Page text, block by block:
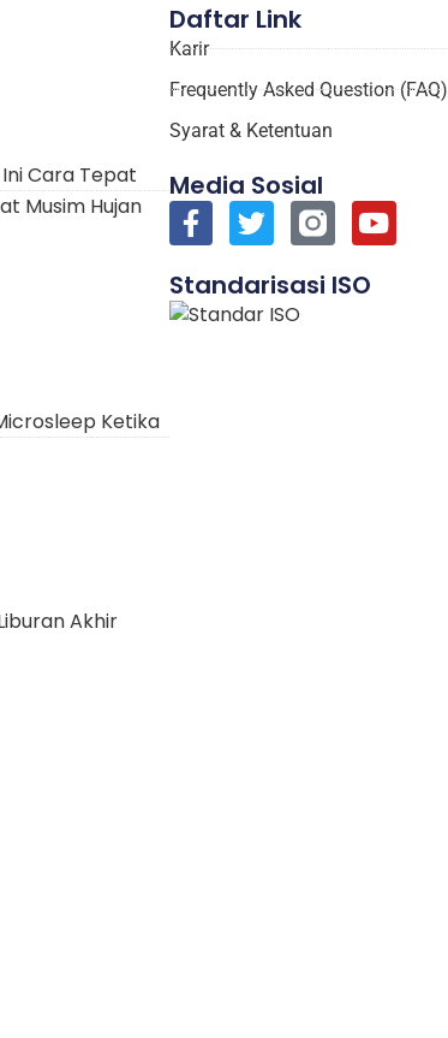
Cara Tepat
Musim Hujan
Ketika
Akhir
Daftar Link
Karir
Frequently Asked Question (FAQ)
Syarat & Ketentuan
Media Sosial
Standarisasi ISO